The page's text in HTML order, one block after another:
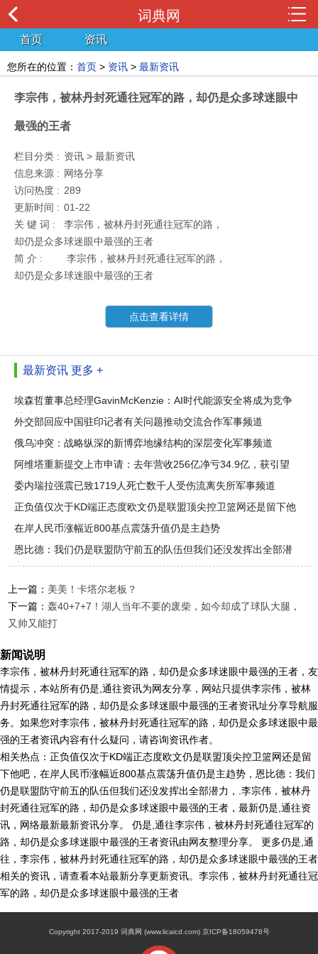
词典网
首页 资讯
您所在的位置： 首页 > 资讯 > 最新资讯
李宗伟，被林丹封死通往冠军的路，却仍是众多球迷眼中
最强的王者
栏目分类 : 资讯 > 最新资讯
信息来源 : 网络分享
访问热度 : 289
更新时间 : 01-22
关 键 词 :
李宗伟，被林丹封死通往冠军的路，
却仍是众多球迷眼中最强的王者
简 介 :
李宗伟，被林丹封死通往冠军的路，
却仍是众多球迷眼中最强的王者
点击查看详情
最新资讯 更多 +
埃森哲董事总经理GavinMcKenzie：AI时代能源安全将成为竞争
关键
外交部回应中国驻印记者有关问题推动交流合作军事频道
俄乌冲突：战略纵深的新博弈地缘结构的深层变化军事频道
阿维塔重新提交上市申请：去年营收256亿净亏34.9亿，获引望
分红1.82
委内瑞拉强震已致1719人死亡数千人受伤流离失所军事频道
正负值仅次于KD端正态度欧文仍是联盟顶尖控卫篮网还是留下他
吧
在岸人民币涨幅近800基点震荡升值仍是主趋势
恩比德：我们仍是联盟防守前五的队伍但我们还没发挥出全部潜
力
上一篇： 美美！卡塔尔老板？
下一篇：轰40+7+7！湖人当年不要的废柴，如今却成了球队大腿，
又帅又能打
新闻说明
李宗伟，被林丹封死通往冠军的路，却仍是众多球迷眼中最强的王者，友
情提示，本站所有仍是,通往资讯为网友分享，网站只提供李宗伟，被林
丹封死通往冠军的路，却仍是众多球迷眼中最强的王者资讯址分享导航服
务。如果您对李宗伟，被林丹封死通往冠军的路，却仍是众多球迷眼中最
强的王者资讯内容有什么疑问，请咨询资讯作者。
相关热点：正负值仅次于KD端正态度欧文仍是联盟顶尖控卫篮网还是留
下他吧，在岸人民币涨幅近800基点震荡升值仍是主趋势，恩比德：我们
仍是联盟防守前五的队伍但我们还没发挥出全部潜力，.李宗伟，被林丹
封死通往冠军的路，却仍是众多球迷眼中最强的王者，最新仍是,通往资
讯，网络最新最新资讯分享。 仍是,通往李宗伟，被林丹封死通往冠军的
路，却仍是众多球迷眼中最强的王者资讯由网友整理分享。 更多仍是,通
往，李宗伟，被林丹封死通往冠军的路，却仍是众多球迷眼中最强的王者
相关的资讯，请查看本站最新分享更新资讯。李宗伟，被林丹封死通往冠
军的路，却仍是众多球迷眼中最强的王者
Copyright 2017-2019 词典网 (www.licaicd.com) 京ICP备18059478号